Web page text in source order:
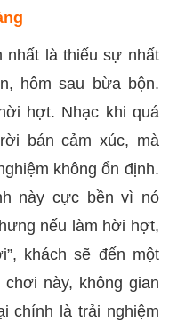
nhất là thiếu sự nhất
hôm sau bừa bộn.
hợt. Nhạc khi quá
bán cảm xúc, mà
không ổn định.
này cực bền vì nó
nếu làm hời hợt,
khách sẽ đến một
này, không gian
chính là trải nghiệm